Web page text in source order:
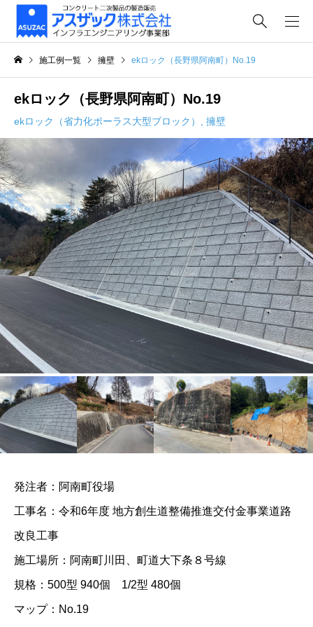
施工例一覧 擁壁 ekロック（長野県阿南町）No.19
ekロック（長野県阿南町）No.19
ekロック（省⼒化ポーラス⼤型ブロック） 擁壁
発注者：阿南町役場
工事名：令和6年度 地方創生道整備推進交付金事業道路
改良工事
施工場所：阿南町川田、町道大下条８号線
規格：500型 940個 1/2型 480個
マップ：No.19